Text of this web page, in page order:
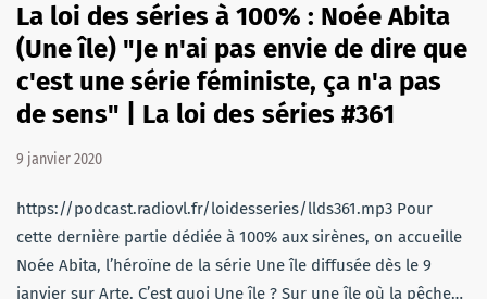
La loi des séries à 100% : Noée Abita
(Une île) "Je n'ai pas envie de dire que
c'est une série féministe, ça n'a pas
de sens" | La loi des séries #361
9 janvier 2020
https://podcast.radiovl.fr/loidesseries/llds361.mp3 Pour
cette dernière partie dédiée à 100% aux sirènes, on accueille
Noée Abita, l’héroïne de la série Une île diffusée dès le 9
janvier sur Arte. C’est quoi Une île ? Sur une île où la pêche…